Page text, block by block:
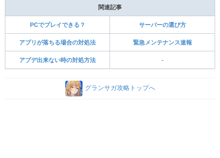
関連記事
PCでプレイできる？ サーバーの選び方
アプリが落ちる場合の対処法 緊急メンテナンス速報
アプデ出来ない時の対処方法 -
グランサガ攻略トップへ